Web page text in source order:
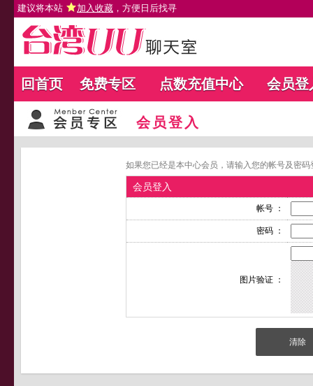
建议将本站 加入收藏 ，方便日后找寻
回首页 免费专区 点数充值中心 会员登
会员登入
如果您已经是本中心会员，请输入您的帐号及密
会员登入
帐号 ：
密码 ：
图片验证 ：